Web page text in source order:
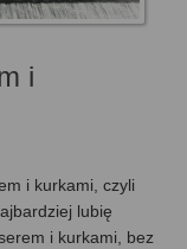
i
i kurkami, czyli
lubię
i kurkami, bez